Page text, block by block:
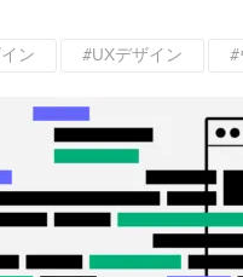
ン #UXデザイン #